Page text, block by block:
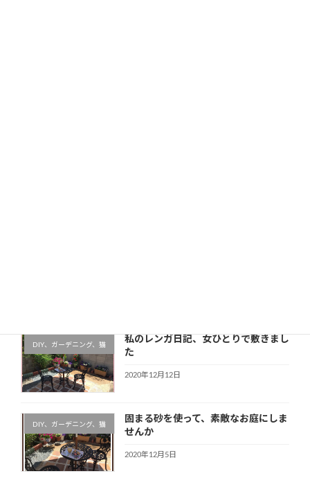
DIY、ガーデニング、猫
私のレンガ日記、女ひとりで敷きまし
た
2020年12月12日
DIY、ガーデニング、猫
固まる砂を使って、素敵なお庭にしま
せんか
2020年12月5日